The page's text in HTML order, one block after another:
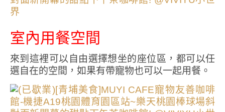
室內用餐空間
來到這裡可以自由選擇想坐的座位區，都可以任
選自在的空間，如果有帶寵物也可以一起用餐。